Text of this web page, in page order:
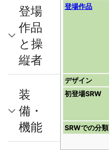
登場作品
デザイン
初登場SRW
SRWでの分類
登場
作品
と操
縦者
装
備・
機能